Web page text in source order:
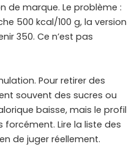
de marque. Le problème :
500 kcal/100 g, la version
350. Ce n’est pas
Pour retirer des
souvent des sucres ou
baisse, mais le profil
forcément. Lire la liste des
de juger réellement.